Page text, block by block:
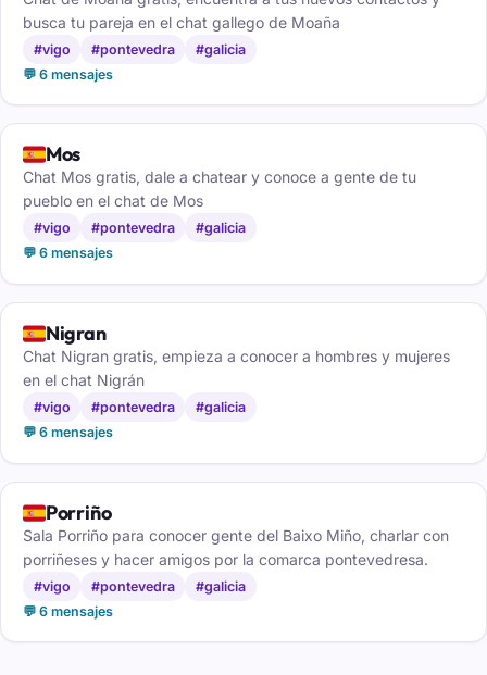
busca tu pareja en el chat gallego de Moaña
#vigo #pontevedra
#galicia
💬 6 mensajes
🇪🇸Mos
Chat Mos gratis, dale a chatear y conoce a gente de tu
pueblo en el chat de Mos
#vigo #pontevedra
#galicia
💬 6 mensajes
🇪🇸Nigran
Chat Nigran gratis, empieza a conocer a hombres y mujeres
en el chat Nigrán
#vigo #pontevedra
#galicia
💬 6 mensajes
🇪🇸Porriño
Sala Porriño para conocer gente del Baixo Miño, charlar con
porriñeses y hacer amigos por la comarca pontevedresa.
#vigo #pontevedra
#galicia
💬 6 mensajes